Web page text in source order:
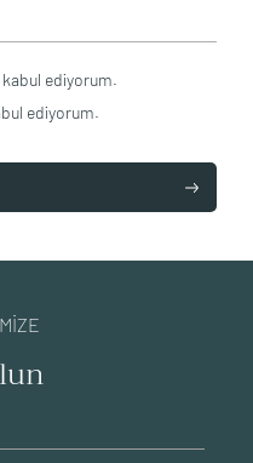
kabul ediyorum.
ediyorum.